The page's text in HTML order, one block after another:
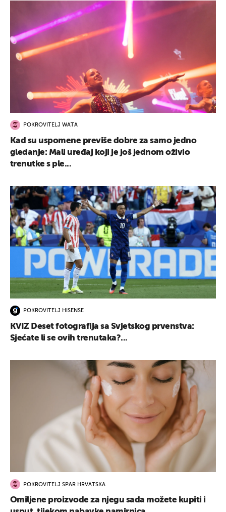
POKROVITELJ WATA
Kad su uspomene previše dobre za samo jedno
gledanje: Mali uređaj koji je još jednom oživio
trenutke s ple...
POKROVITELJ HISENSE
KVIZ Deset fotografija sa Svjetskog prvenstva:
Sjećate li se ovih trenutaka?...
POKROVITELJ SPAR HRVATSKA
Omiljene proizvode za njegu sada možete kupiti i